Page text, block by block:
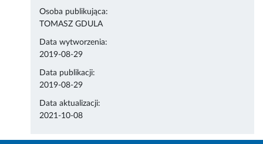
Osoba publikująca:
TOMASZ GDULA
Data wytworzenia:
2019-08-29
Data publikacji:
2019-08-29
Data aktualizacji:
2021-10-08